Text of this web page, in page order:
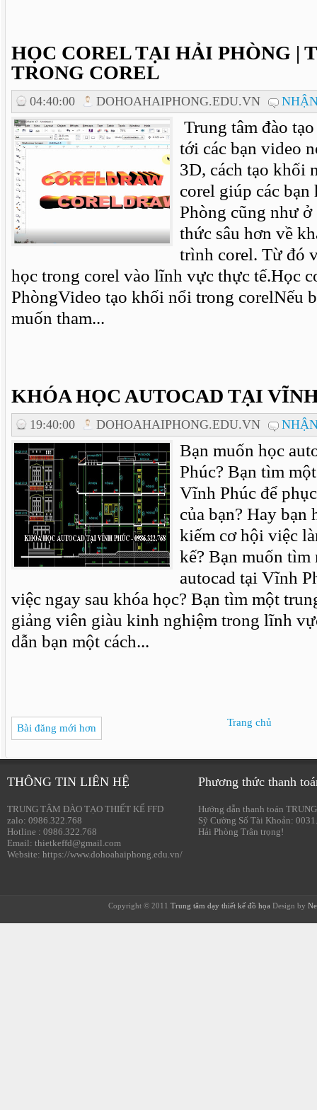
HỌC COREL TẠI HẢI PHÒNG |
TRONG COREL
04:40:00 DOHOAHAIPHONG.EDU.VN
Trung tâm đào
tới các bạn video
3D, cách tạo khối
corel giúp các
Phòng cũng như
thức sâu hơn về
trình corel. Từ đó
học trong corel vào lĩnh vực thực tế.Học
PhòngVideo tạo khối nổi trong corelNếu
muốn tham...
KHÓA HỌC AUTOCAD TẠI
19:40:00 DOHOAHAIPHONG.EDU.VN
Bạn muốn học
Phúc? Bạn tìm
Vĩnh Phúc để
của bạn? Hay bạn
kiếm cơ hội việc
kế? Bạn muốn
autocad tại Vĩnh
việc ngay sau khóa học? Bạn tìm một
giảng viên giàu kinh nghiệm trong lĩnh
dẫn bạn một cách...
Bài đăng mới hơn Trang chủ
THÔNG TIN LIÊN HỆ
TRUNG TÂM ĐÀO TẠO THIẾT KẾ FFD
zalo: 0986.322.768
Hotline : 0986.322.768
Email: thietkeffd@gmail.com
Website: https://www.dohoahaiphong.edu.vn/
Phương thức thanh
Hướng dẫn thanh toán
Sỹ Cường Số Tài Khoản:
Hải Phòng Trân trọng!
Copyright © 2011 Trung tâm dạy thiết kế đồ họa Design by